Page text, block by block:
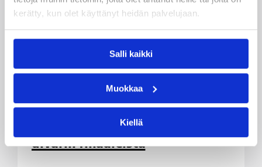
kerätty, kun olet käyttänyt heidän palvelujaan.
Salli kaikki
Muokkaa
Kiellä
Miesten I divisioona A 04.04.2013 00:00
Honka ja Tarmo voiton päähän
divarin finaaleista